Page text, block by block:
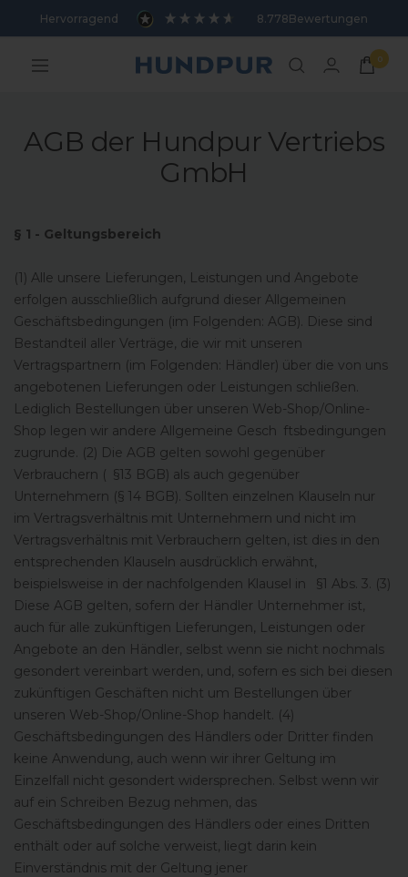
Hervorragend 8.778Bewertungen
Navigation Hundpur 0
AGB der Hundpur Vertriebs
GmbH
§ 1 - Geltungsbereich
(1) Alle unsere Lieferungen, Leistungen und Angebote
erfolgen ausschließlich aufgrund dieser Allgemeinen
Geschäftsbedingungen (im Folgenden: AGB). Diese sind
Bestandteil aller Verträge, die wir mit unseren
Vertragspartnern (im Folgenden: Händler) über die von uns
angebotenen Lieferungen oder Leistungen schließen.
Lediglich Bestellungen über unseren Web-Shop/Online-
Shop legen wir andere Allgemeine Gesch ftsbedingungen
zugrunde. (2) Die AGB gelten sowohl gegenüber
Verbrauchern ( §13 BGB) als auch gegenüber
Unternehmern (§ 14 BGB). Sollten einzelnen Klauseln nur
im Vertragsverhältnis mit Unternehmern und nicht im
Vertragsverhältnis mit Verbrauchern gelten, ist dies in den
entsprechenden Klauseln ausdrücklich erwähnt,
beispielsweise in der nachfolgenden Klausel in §1 Abs. 3. (3)
Diese AGB gelten, sofern der Händler Unternehmer ist,
auch für alle zukünftigen Lieferungen, Leistungen oder
Angebote an den Händler, selbst wenn sie nicht nochmals
gesondert vereinbart werden, und, sofern es sich bei diesen
zukünftigen Geschäften nicht um Bestellungen über
unseren Web-Shop/Online-Shop handelt. (4)
Geschäftsbedingungen des Händlers oder Dritter finden
keine Anwendung, auch wenn wir ihrer Geltung im
Einzelfall nicht gesondert widersprechen. Selbst wenn wir
auf ein Schreiben Bezug nehmen, das
Geschäftsbedingungen des Händlers oder eines Dritten
enthält oder auf solche verweist, liegt darin kein
Einverständnis mit der Geltung jener